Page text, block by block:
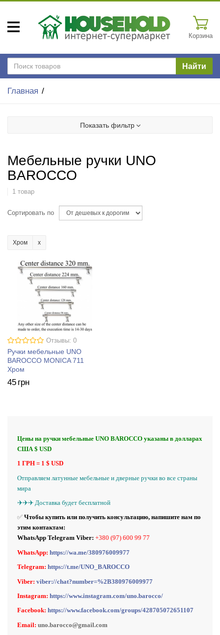
Корзина
Найти
Главная
Показать фильтр
Мебельные ручки UNO
BAROCCO
1 товар
Сортировать по
Хром
Отзывы: 0
Ручки мебельные UNO
BAROCCO MONICA 711
Хром
45 грн
Цены на ручки мебельные UNO BAROCCO указаны в долларах
США $ USD
1 ГРН = 1 $ USD
Отправляем латунные мебельные и дверные ручки во все страны
мира
✈️✈️✈️ Доставка будет бесплатной
✅ Чтобы купить или получить консультацию, напишите нам по
этим контактам:
WhatsApp Telegram Viber: +380 (97) 600 99 77
WhatsApp: https://wa.me/380976009977
Telegram: https://t.me/UNO_BAROCCO
Viber: viber://chat?number=%2B380976009977
Instagram: https://www.instagram.com/uno.barocco/
Facebook: https://www.facebook.com/groups/428705072651107
Email: uno.barocco@gmail.com